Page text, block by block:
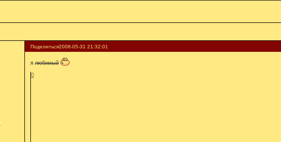
Поделиться2008-05-31 21:32:01
ялюбимый
0